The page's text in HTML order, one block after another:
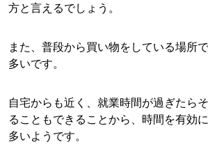
方と言えるでしょう。
また、普段から買い物をしている場所
多いです。
自宅からも近く、就業時間が過ぎたら
ることもできることから、時間を有効
多いようです。